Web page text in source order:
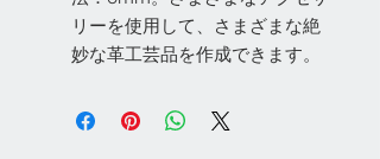
リーを使用して、さまざまな絶
妙な革工芸品を作成できます。